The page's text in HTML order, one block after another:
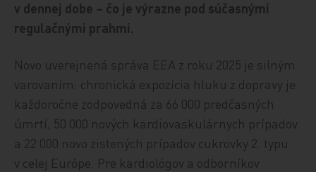
v dennej dobe – čo je výrazne pod súčasnými
regulačnými prahmi.
Novo uverejnená správa EEA z roku 2025 je silným
varovaním: chronická expozícia hluku z dopravy je
každoročne zodpovedná za 66 000 predčasných
úmrtí, 50 000 nových kardiovaskulárnych prípadov
a 22 000 novo zistených prípadov cukrovky 2. typu
v celej Európe. Pre kardiológov a odborníkov